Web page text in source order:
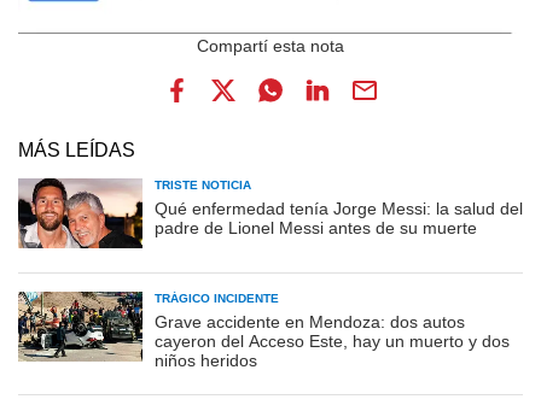
MÁS LEÍDAS
TRISTE NOTICIA
Qué enfermedad tenía Jorge Messi: la salud del
padre de Lionel Messi antes de su muerte
TRÁGICO INCIDENTE
Grave accidente en Mendoza: dos autos
cayeron del Acceso Este, hay un muerto y dos
niños heridos